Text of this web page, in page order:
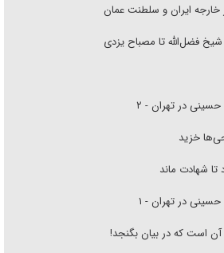
ایران و سلطنت عمان
فضل‌الله تا مصباح یزدی
حسینی در تهران - ۲
خزید
تا شهادت ماند
حسینی در تهران - ۱
آن است که در بیان بگنجد!